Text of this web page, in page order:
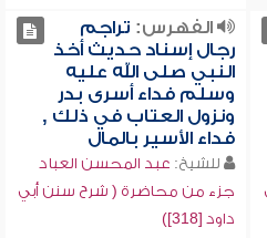
الفهرس: تراجم
رجال إسناد حديث أخذ
النبي صلى الله عليه
وسلم فداء أسرى بدر
ونزول العتاب في ذلك ,
فداء الأسير بالمال
للشيخ: عبد المحسن العباد
جزء من محاضرة ( شرح سنن أبي
داود [318])